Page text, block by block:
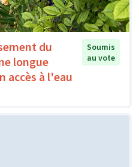
du
longue
accès à l'eau
Soumis
au vote